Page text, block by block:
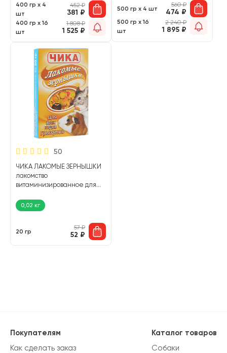
400 гр х 4
шт
452₽
381 ₽
400 гр х 16
шт
1 808₽
1 525 ₽
500 гр х 4 шт
560₽
474 ₽
500 гр х 16
шт
2 240₽
1 895 ₽
50
ЧИКА ЛАКОМЫЕ ЗЕРНЫШКИ
лакомство
витаминизированное для
0,02 кг
20 гр
57₽
52 ₽
Каталог товаров
Собаки
Покупателям
Как сделать заказ